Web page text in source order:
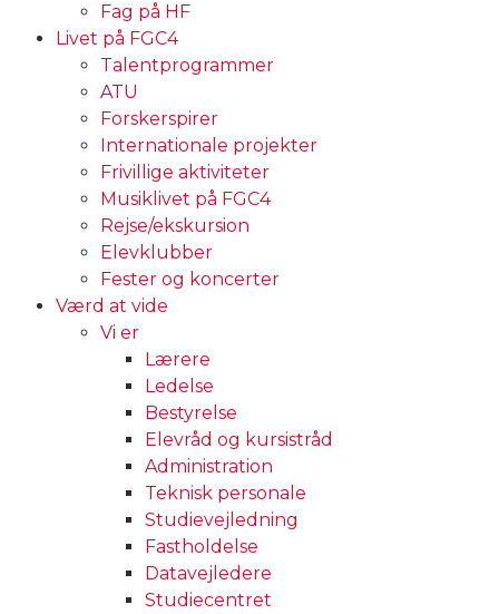
Fag på HF
Livet på FGC4
Talentprogrammer
ATU
Forskerspirer
Internationale projekter
Frivillige aktiviteter
Musiklivet på FGC4
Rejse/ekskursion
Elevklubber
Fester og koncerter
Værd at vide
Vi er
Lærere
Ledelse
Bestyrelse
Elevråd og kursistråd
Administration
Teknisk personale
Studievejledning
Fastholdelse
Datavejledere
Studiecentret